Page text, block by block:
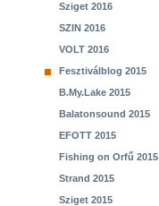
Sziget 2016
SZIN 2016
VOLT 2016
Fesztiválblog 2015
B.My.Lake 2015
Balatonsound 2015
EFOTT 2015
Fishing on Orfű 2015
Strand 2015
Sziget 2015